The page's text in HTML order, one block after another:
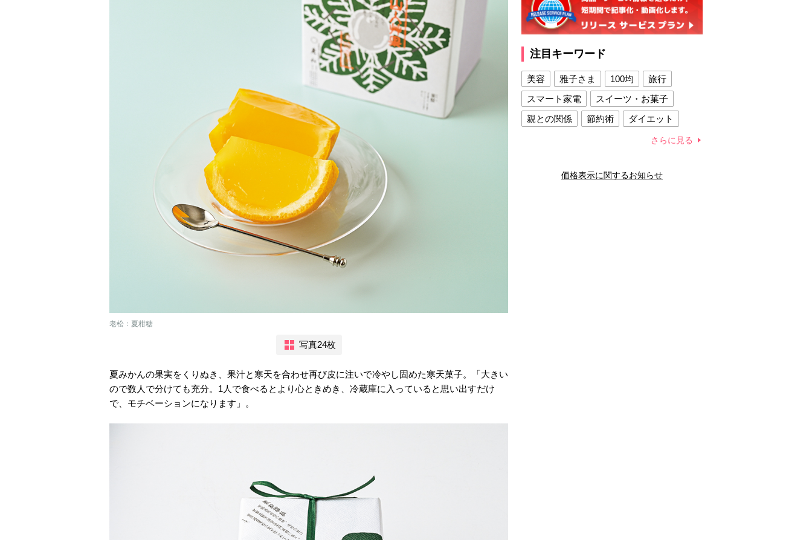
老松：夏柑糖
写真24枚
夏みかんの果実をくりぬき、果汁と寒天を合わせ再び皮に注いで冷やし固めた寒天菓子。「大きい
ので数人で分けても充分。1人で食べるとより心ときめき、冷蔵庫に入っていると思い出すだけ
で、モチベーションになります」。
注目キーワード
美容 雅子さま 100均
旅行
スマート家電
スイーツ・お菓子
親との関係
節約術
ダイエット
夫との関係
新津春子 どか食い
さらに見る
価格表示に関するお知らせ